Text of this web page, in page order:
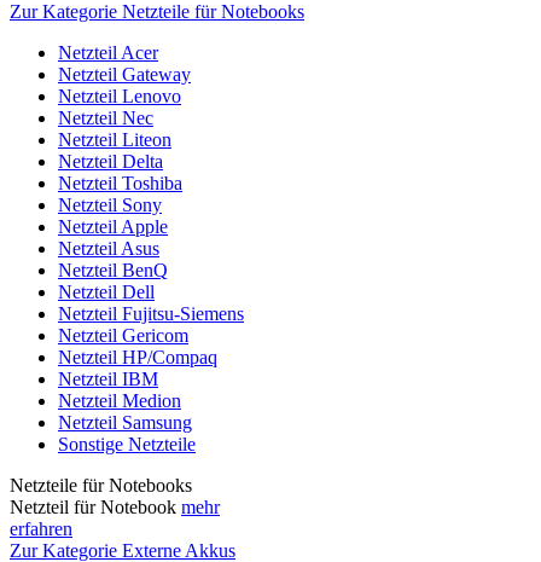
Zur Kategorie Netzteile für Notebooks
Netzteil Acer
Netzteil Gateway
Netzteil Lenovo
Netzteil Nec
Netzteil Liteon
Netzteil Delta
Netzteil Toshiba
Netzteil Sony
Netzteil Apple
Netzteil Asus
Netzteil BenQ
Netzteil Dell
Netzteil Fujitsu-Siemens
Netzteil Gericom
Netzteil HP/Compaq
Netzteil IBM
Netzteil Medion
Netzteil Samsung
Sonstige Netzteile
Netzteile für Notebooks
Netzteil für Notebook mehr
erfahren
Zur Kategorie Externe Akkus